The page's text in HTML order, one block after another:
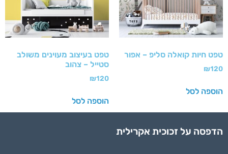
טפט חיות קואלה סליפ – אפור
₪120
הוספה לסל
טפט בעיצוב מעוינים משולב
סטייל – צהוב
₪120
הוספה לסל
הדפסה על זכוכית אקרילית